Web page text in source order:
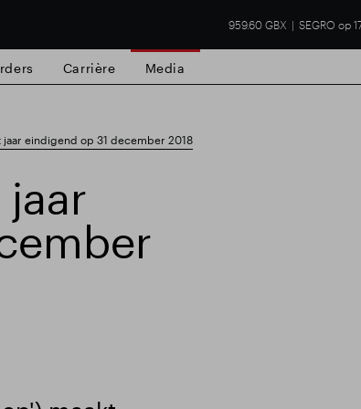
959.60 GBX SEGRO op
Carrière Media
jaar eindigend op 31 december 2018